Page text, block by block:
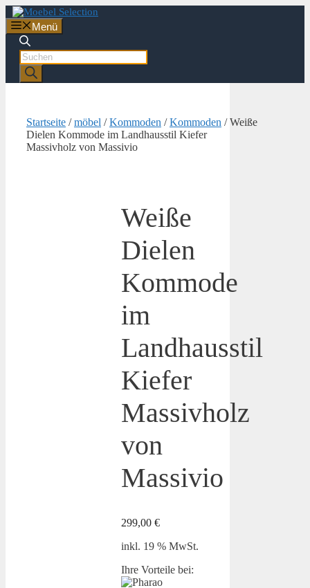
Zum
Inhalt
springen
Menü
Products
search
Startseite /möbel /Kommoden /Kommoden / Weiße
Dielen Kommode im Landhausstil Kiefer
Massivholz von Massivio
Weiße
Dielen
Kommode
im
Landhausstil
Kiefer
Massivholz
von
Massivio
299,00€
inkl. 19 % MwSt.
Ihre Vorteile bei: